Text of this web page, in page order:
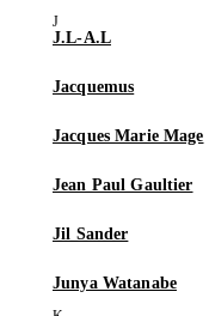
J.L-A.L
Jacquemus
Jacques Marie Mage
Jean Paul Gaultier
Jil Sander
Junya Watanabe